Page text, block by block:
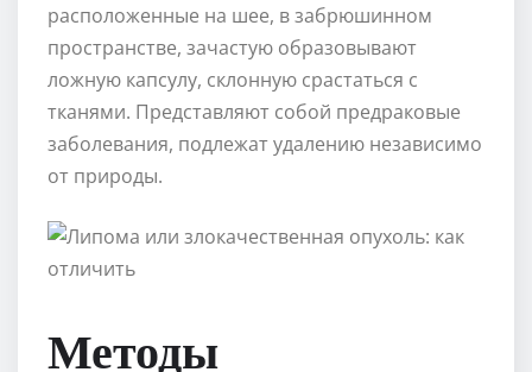
расположенные на шее, в забрюшинном
пространстве, зачастую образовывают
ложную капсулу, склонную срастаться с
тканями. Представляют собой предраковые
заболевания, подлежат удалению независимо
от природы.
Методы